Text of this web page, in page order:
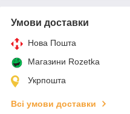
Умови доставки
Нова Пошта
Магазини Rozetka
Укрпошта
Всі умови доставки